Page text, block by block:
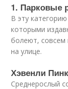
1. Парковые
В эту
которыми
болеют, совсем
на улице.
Хэвенли Пинк
Среднерослый